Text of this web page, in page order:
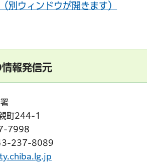
別ウィンドウが開きます）
報発信元
町244-1
7998
237-8089